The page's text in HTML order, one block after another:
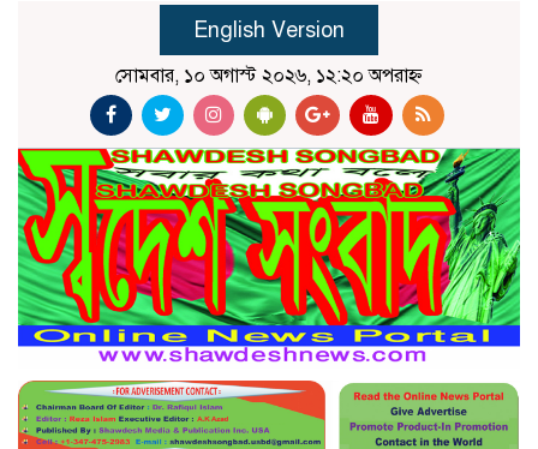
English Version
সোমবার, ১০ অগাস্ট ২০২৬, ১২:২০ অপরাহ্ন